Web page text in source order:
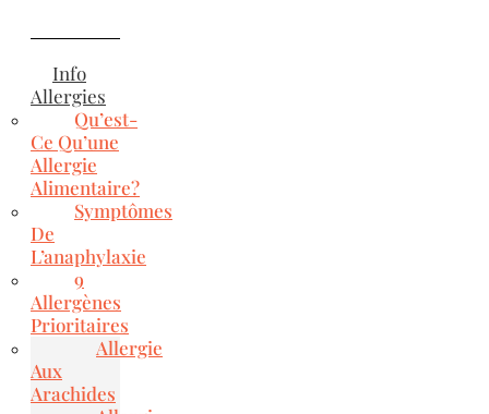
Info
Allergies
Qu’est-
Ce Qu’une
Allergie
Alimentaire?
Symptômes
De
L’anaphylaxie
9
Allergènes
Prioritaires
Allergie
Aux
Arachides